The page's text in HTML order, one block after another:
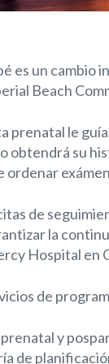
es un cambio
Beach
prenatal le
obtendrá su
ordenar
de
la
Hospital en
de
y
de